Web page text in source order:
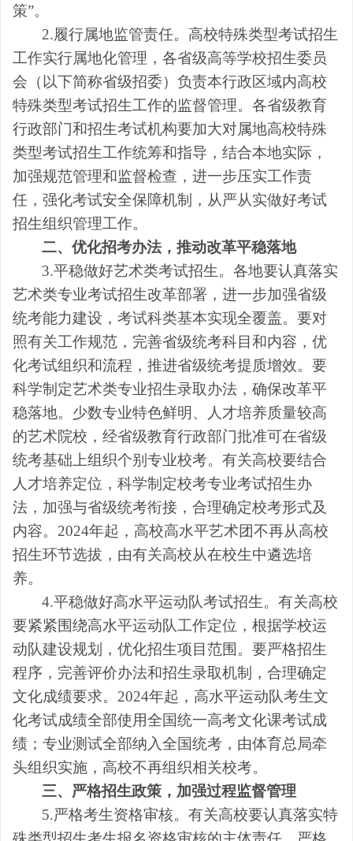
策”。
2.履行属地监管责任。高校特殊类型考试招生
工作实行属地化管理，各省级高等学校招生委员
会（以下简称省级招委）负责本行政区域内高校
特殊类型考试招生工作的监督管理。各省级教育
行政部门和招生考试机构要加大对属地高校特殊
类型考试招生工作统筹和指导，结合本地实际，
加强规范管理和监督检查，进一步压实工作责
任，强化考试安全保障机制，从严从实做好考试
招生组织管理工作。
二、优化招考办法，推动改革平稳落地
3.平稳做好艺术类考试招生。各地要认真落实
艺术类专业考试招生改革部署，进一步加强省级
统考能力建设，考试科类基本实现全覆盖。要对
照有关工作规范，完善省级统考科目和内容，优
化考试组织和流程，推进省级统考提质增效。要
科学制定艺术类专业招生录取办法，确保改革平
稳落地。少数专业特色鲜明、人才培养质量较高
的艺术院校，经省级教育行政部门批准可在省级
统考基础上组织个别专业校考。有关高校要结合
人才培养定位，科学制定校考专业考试招生办
法，加强与省级统考衔接，合理确定校考形式及
内容。2024年起，高校高水平艺术团不再从高校
招生环节选拔，由有关高校从在校生中遴选培
养。
4.平稳做好高水平运动队考试招生。有关高校
要紧紧围绕高水平运动队工作定位，根据学校运
动队建设规划，优化招生项目范围。要严格招生
程序，完善评价办法和招生录取机制，合理确定
文化成绩要求。2024年起，高水平运动队考生文
化考试成绩全部使用全国统一高考文化课考试成
绩；专业测试全部纳入全国统考，由体育总局牵
头组织实施，高校不再组织相关校考。
三、严格招生政策，加强过程监督管理
5.严格考生资格审核。有关高校要认真落实特